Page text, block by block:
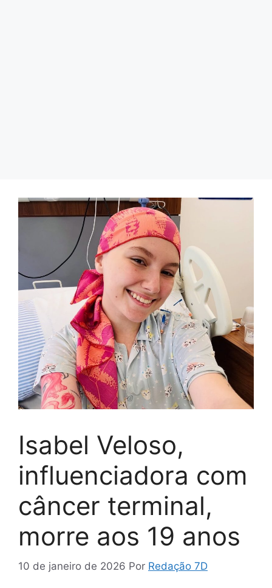
Isabel Veloso,
influenciadora com
câncer terminal,
morre aos 19 anos
10 de janeiro de 2026 Por Redação 7D